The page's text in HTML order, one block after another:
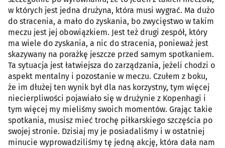
w których jest jedna drużyna, która musi wygrać. Ma dużo
do stracenia, a mało do zyskania, bo zwycięstwo w takim
meczu jest jej obowiązkiem. Jest też drugi zespół, który
ma wiele do zyskania, a nic do stracenia, ponieważ jest
skazywany na porażkę jeszcze przed samym spotkaniem.
Ta sytuacja jest łatwiejsza do zarządzania, jeżeli chodzi o
aspekt mentalny i pozostanie w meczu. Czułem z boku,
że im dłużej ten wynik był dla nas korzystny, tym więcej
niecierpliwości pojawiało się w drużynie z Kopenhagi i
tym więcej my mieliśmy swoich momentów. Grając takie
spotkania, musisz mieć trochę piłkarskiego szczęścia po
swojej stronie. Dzisiaj my je posiadaliśmy i w ostatniej
minucie wyprowadziliśmy tę jedną akcję, która dała nam